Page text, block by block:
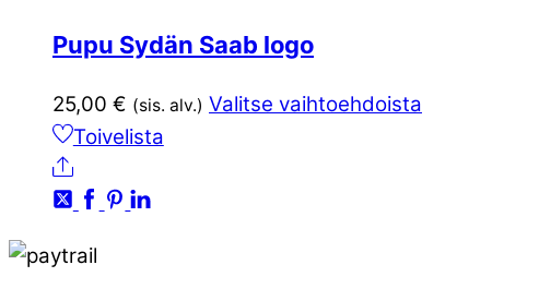
Pupu Sydän Saab logo
25,00 € (sis. alv.) Valitse vaihtoehdoista
Toivelista
Ale